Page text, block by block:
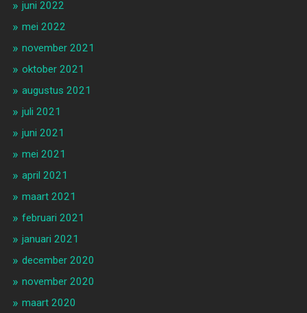
juni 2022
mei 2022
november 2021
oktober 2021
augustus 2021
juli 2021
juni 2021
mei 2021
april 2021
maart 2021
februari 2021
januari 2021
december 2020
november 2020
maart 2020